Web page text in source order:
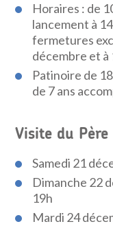
Horaires : de
lancement à
fermetures
décembre et à
Patinoire de
de 7 ans
Visite du Père
Samedi 21
Dimanche 22
19h
Mardi 24